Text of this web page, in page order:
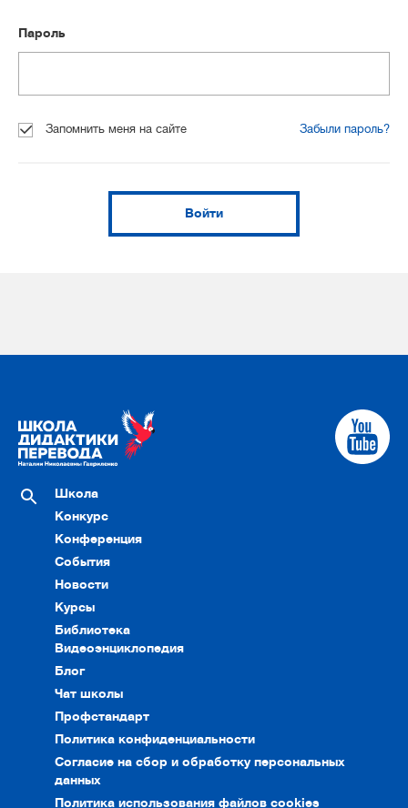
Пароль
Запомнить меня на сайте Забыли пароль?
Войти
Школа
Конкурс
Конференция
События
Новости
Курсы
Библиотека
Видеоэнциклопедия
Блог
Чат школы
Профстандарт
Политика конфиденциальности
Согласие на сбор и обработку персональных
данных
Политика использования файлов cookies